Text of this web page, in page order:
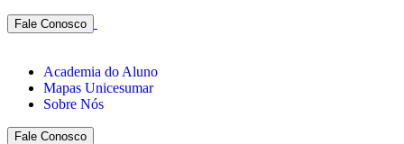
Fale Conosco
Academia do Aluno
Mapas Unicesumar
Sobre Nós
Fale Conosco